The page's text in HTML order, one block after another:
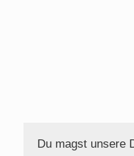
Du magst unsere